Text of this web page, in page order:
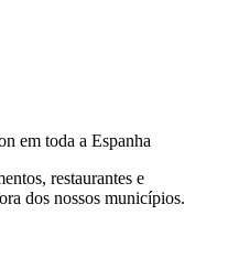
em toda a Espanha
restaurantes e
dos nossos municípios.